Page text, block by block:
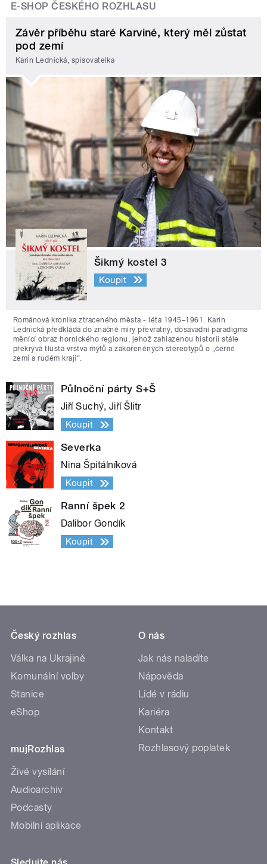
E-SHOP ČESKÉHO ROZHLASU
Závěr příběhu staré Karviné, který měl zůstat
pod zemí
Karin Lednická, spisovatelka
Šikmý kostel 3
Koupit
Románová kronika ztraceného města - léta 1945–1961. Karin
Lednická předkládá do značné míry převratný, dosavadní paradigma
měnící obraz hornického regionu, jehož zahlazenou historii stále
překrývá tlustá vrstva mýtů a zakořeněných stereotypů o „černé
zemi a rudém kraji“.
Půlnoční párty S+Š
Jiří Suchý, Jiří Šlitr
Koupit
Severka
Nina Špitálníková
Koupit
Ranní špek 2
Dalibor Gondík
Koupit
Český rozhlas
Válka na Ukrajině
Komunální volby
Stanice
eShop
mujRozhlas
Živé vysílání
Audioarchiv
Podcasty
Mobilní aplikace
O nás
Jak nás naladíte
Nápověda
Lidé v rádiu
Kariéra
Kontakt
Rozhlasový poplatek